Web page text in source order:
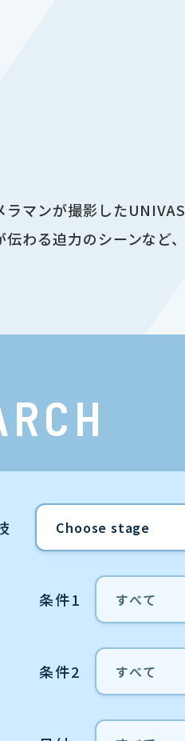
ラマンが撮影した
伝わる迫力のシーンなど
条件1
条件2